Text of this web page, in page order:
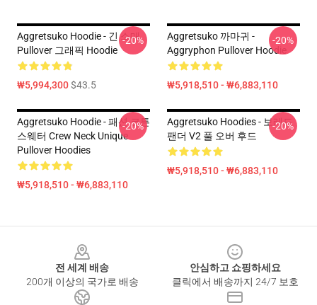
Aggretsuko Hoodie - 긴 소매
Pullover 그래픽 Hoodie
₩5,994,300$43.5
-20%
Aggretsuko 까마귀 -
Aggryphon Pullover Hoodie
₩5,918,510 - ₩6,883,110
-20%
Aggretsuko Hoodie - 패션 코튼
스웨터 Crew Neck Unique
Pullover Hoodies
₩5,918,510 - ₩6,883,110
-20%
Aggretsuko Hoodies - 보레드
팬더 V2 풀 오버 후드
₩5,918,510 - ₩6,883,110
-20%
전 세계 배송
200개 이상의 국가로 배송
안심하고 쇼핑하세요
클릭에서 배송까지 24/7 보호